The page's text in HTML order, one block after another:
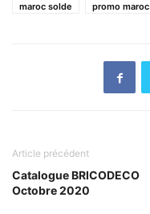
maroc solde
promo maroc
Article précédent
Catalogue BRICODECO
Octobre 2020